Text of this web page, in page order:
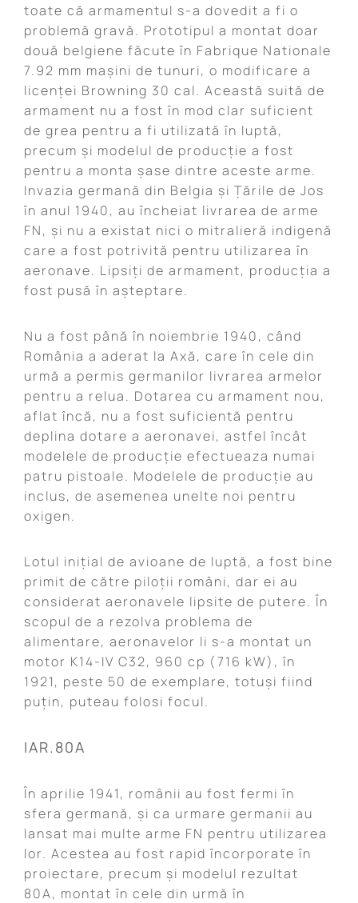
toate că armamentul s-a dovedit a fi o
problemă gravă. Prototipul a montat doar
două belgiene făcute în Fabrique Nationale
7.92 mm mașini de tunuri, o modificare a
licenței Browning 30 cal. Această suită de
armament nu a fost în mod clar suficient
de grea pentru a fi utilizată în luptă,
precum și modelul de producție a fost
pentru a monta șase dintre aceste arme.
Invazia germană din Belgia și Țările de Jos
în anul 1940, au încheiat livrarea de arme
FN, și nu a existat nici o mitralieră indigenă
care a fost potrivită pentru utilizarea în
aeronave. Lipsiți de armament, producția a
fost pusă în așteptare.
Nu a fost până în noiembrie 1940, când
România a aderat la Axă, care în cele din
urmă a permis germanilor livrarea armelor
pentru a relua. Dotarea cu armament nou,
aflat încă, nu a fost suficientă pentru
deplina dotare a aeronavei, astfel încât
modelele de producție efectueaza numai
patru pistoale. Modelele de producție au
inclus, de asemenea unelte noi pentru
oxigen.
Lotul inițial de avioane de luptă, a fost bine
primit de către piloții români, dar ei au
considerat aeronavele lipsite de putere. În
scopul de a rezolva problema de
alimentare, aeronavelor li s-a montat un
motor K14-IV C32, 960 cp (716 kW), în
1921, peste 50 de exemplare, totuși fiind
puțin, puteau folosi focul.
IAR.80A
În aprilie 1941, românii au fost fermi în
sfera germană, și ca urmare germanii au
lansat mai multe arme FN pentru utilizarea
lor. Acestea au fost rapid încorporate în
proiectare, precum și modelul rezultat
80A, montat în cele din urmă în